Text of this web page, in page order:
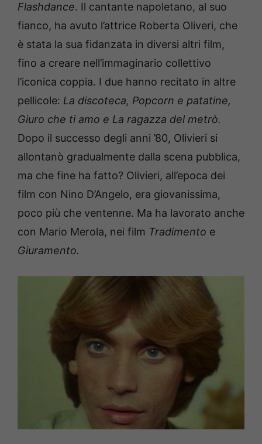
Flashdance. Il cantante napoletano, al suo
fianco, ha avuto l’attrice Roberta Oliveri, che
è stata la sua fidanzata in diversi altri film,
fino a creare nell’immaginario collettivo
l’iconica coppia. I due hanno recitato in altre
pellicole: La discoteca, Popcorn e patatine,
Giuro che ti amo e La ragazza del metrò.
Dopo il successo degli anni ’80, Olivieri si
allontanò gradualmente dalla scena pubblica,
ma che fine ha fatto? Olivieri, all’epoca dei
film con Nino D’Angelo, era giovanissima,
poco più che ventenne. Ma ha lavorato anche
con Mario Merola, nei film Tradimento e
Giuramento.